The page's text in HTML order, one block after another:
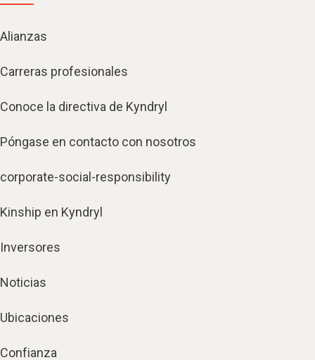
Alianzas
Carreras profesionales
Conoce la directiva de Kyndryl
Póngase en contacto con nosotros
corporate-social-responsibility
Kinship en Kyndryl
Inversores
Noticias
Ubicaciones
Confianza